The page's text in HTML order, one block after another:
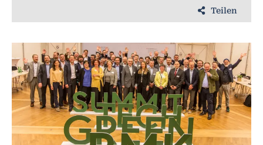
Teilen